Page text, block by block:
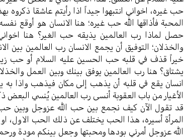
حب غیره، اخواني انتبهوا جیداً اذا رأيتم عاشقا
المحبة فأذاقها الله حب غیره؛ هنا الانسان هو أوقع
حصل لماذا رب العالمین یذیقه حب الغیر؟ هنا
والخذلان؛ التوفیق أن یجمع الانسان رب العالمین بین
خیراً قذف في قلبه حب الحسین علیه السلام أو حب
یشتاق؟ هنا رب العالمین یوفق بینك وبین العمل
انسان یقع في قلبه أن یذهب إلی مکان فیذهب واذا
الأغیار من باب العقوبة أنسی رب العالمین یُنسي البعض
قد تقول الآن کیف نجمع بین حب الله عزوجل وبین حب
المرأة أسيره، هذا الحب یختلف عن ذلك الحب الاول،
الله عزوجل أمرني بودها ومحبتها وجعل بینکم مودة